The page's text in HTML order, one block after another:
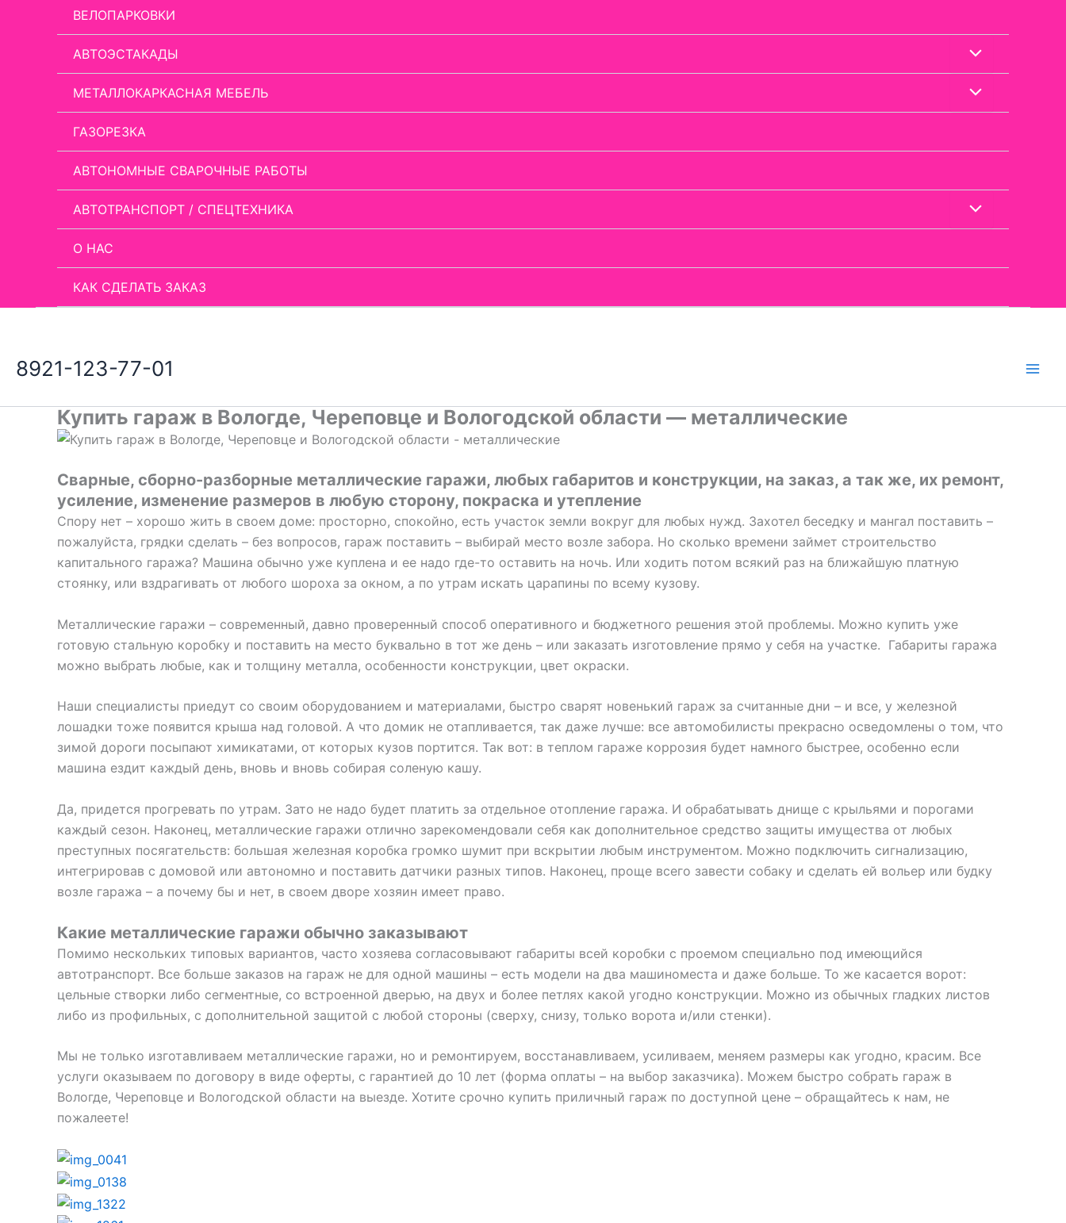
ВЕЛОПАРКОВКИ
АВТОЭСТАКАДЫ
МЕТАЛЛОКАРКАСНАЯ МЕБЕЛЬ
ГАЗОРЕЗКА
АВТОНОМНЫЕ СВАРОЧНЫЕ РАБОТЫ
АВТОТРАНСПОРТ / СПЕЦТЕХНИКА
О НАС
КАК СДЕЛАТЬ ЗАКАЗ
8921-123-77-01
Купить гараж в Вологде, Череповце и Вологодской области — металлические
Сварные, сборно-разборные металлические гаражи, любых габаритов и конструкции, на заказ, а так же, их ремонт,
усиление, изменение размеров в любую сторону, покраска и утепление
Спору нет – хорошо жить в своем доме: просторно, спокойно, есть участок земли вокруг для любых нужд. Захотел беседку и мангал поставить –
пожалуйста, грядки сделать – без вопросов, гараж поставить – выбирай место возле забора. Но сколько времени займет строительство
капитального гаража? Машина обычно уже куплена и ее надо где-то оставить на ночь. Или ходить потом всякий раз на ближайшую платную
стоянку, или вздрагивать от любого шороха за окном, а по утрам искать царапины по всему кузову.
Металлические гаражи – современный, давно проверенный способ оперативного и бюджетного решения этой проблемы. Можно купить уже
готовую стальную коробку и поставить на место буквально в тот же день – или заказать изготовление прямо у себя на участке. Габариты гаража
можно выбрать любые, как и толщину металла, особенности конструкции, цвет окраски.
Наши специалисты приедут со своим оборудованием и материалами, быстро сварят новенький гараж за считанные дни – и все, у железной
лошадки тоже появится крыша над головой. А что домик не отапливается, так даже лучше: все автомобилисты прекрасно осведомлены о том, что
зимой дороги посыпают химикатами, от которых кузов портится. Так вот: в теплом гараже коррозия будет намного быстрее, особенно если
машина ездит каждый день, вновь и вновь собирая соленую кашу.
Да, придется прогревать по утрам. Зато не надо будет платить за отдельное отопление гаража. И обрабатывать днище с крыльями и порогами
каждый сезон. Наконец, металлические гаражи отлично зарекомендовали себя как дополнительное средство защиты имущества от любых
преступных посягательств: большая железная коробка громко шумит при вскрытии любым инструментом. Можно подключить сигнализацию,
интегрировав с домовой или автономно и поставить датчики разных типов. Наконец, проще всего завести собаку и сделать ей вольер или будку
возле гаража – а почему бы и нет, в своем дворе хозяин имеет право.
Какие металлические гаражи обычно заказывают
Помимо нескольких типовых вариантов, часто хозяева согласовывают габариты всей коробки с проемом специально под имеющийся
автотранспорт. Все больше заказов на гараж не для одной машины – есть модели на два машиноместа и даже больше. То же касается ворот:
цельные створки либо сегментные, со встроенной дверью, на двух и более петлях какой угодно конструкции. Можно из обычных гладких листов
либо из профильных, с дополнительной защитой с любой стороны (сверху, снизу, только ворота и/или стенки).
Мы не только изготавливаем металлические гаражи, но и ремонтируем, восстанавливаем, усиливаем, меняем размеры как угодно, красим. Все
услуги оказываем по договору в виде оферты, с гарантией до 10 лет (форма оплаты – на выбор заказчика). Можем быстро собрать гараж в
Вологде, Череповце и Вологодской области на выезде. Хотите срочно купить приличный гараж по доступной цене – обращайтесь к нам, не
пожалеете!